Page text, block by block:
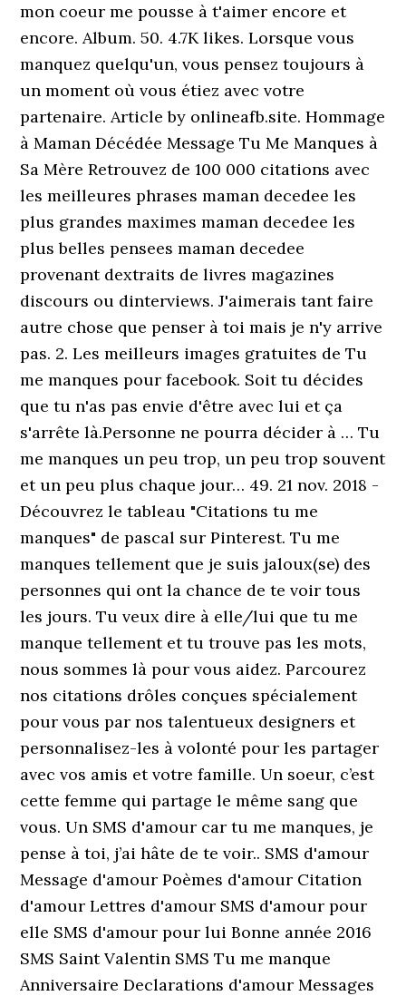
mon coeur me pousse à t'aimer encore et
encore. Album. 50. 4.7K likes. Lorsque vous
manquez quelqu'un, vous pensez toujours à
un moment où vous étiez avec votre
partenaire. Article by onlineafb.site. Hommage
à Maman Décédée Message Tu Me Manques à
Sa Mère Retrouvez de 100 000 citations avec
les meilleures phrases maman decedee les
plus grandes maximes maman decedee les
plus belles pensees maman decedee
provenant dextraits de livres magazines
discours ou dinterviews. J'aimerais tant faire
autre chose que penser à toi mais je n'y arrive
pas. 2. Les meilleurs images gratuites de Tu
me manques pour facebook. Soit tu décides
que tu n'as pas envie d'être avec lui et ça
s'arrête là.Personne ne pourra décider à … Tu
me manques un peu trop, un peu trop souvent
et un peu plus chaque jour… 49. 21 nov. 2018 -
Découvrez le tableau "Citations tu me
manques" de pascal sur Pinterest. Tu me
manques tellement que je suis jaloux(se) des
personnes qui ont la chance de te voir tous
les jours. Tu veux dire à elle/lui que tu me
manque tellement et tu trouve pas les mots,
nous sommes là pour vous aidez. Parcourez
nos citations drôles conçues spécialement
pour vous par nos talentueux designers et
personnalisez-les à volonté pour les partager
avec vos amis et votre famille. Un soeur, c’est
cette femme qui partage le même sang que
vous. Un SMS d'amour car tu me manques, je
pense à toi, j’ai hâte de te voir.. SMS d'amour
Message d'amour Poèmes d'amour Citation
d'amour Lettres d'amour SMS d'amour pour
elle SMS d'amour pour lui Bonne année 2016
SMS Saint Valentin SMS Tu me manque
Anniversaire Declarations d'amour Messages